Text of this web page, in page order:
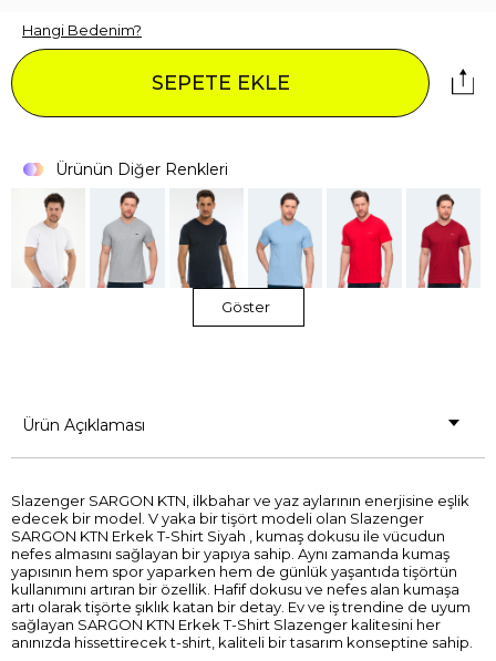
Hangi Bedenim?
SEPETE EKLE
Ürünün Diğer Renkleri
Göster
Ürün Açıklaması
Slazenger SARGON KTN, ilkbahar ve yaz aylarının enerjisine eşlik
edecek bir model. V yaka bir tişört modeli olan Slazenger
SARGON KTN Erkek T-Shirt Siyah , kumaş dokusu ile vücudun
nefes almasını sağlayan bir yapıya sahip. Aynı zamanda kumaş
yapısının hem spor yaparken hem de günlük yaşantıda tişörtün
kullanımını artıran bir özellik. Hafif dokusu ve nefes alan kumaşa
artı olarak tişörte şıklık katan bir detay. Ev ve iş trendine de uyum
sağlayan SARGON KTN Erkek T-Shirt Slazenger kalitesini her
anınızda hissettirecek t-shirt, kaliteli bir tasarım konseptine sahip.